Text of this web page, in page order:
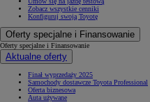
Zobacz wszystkie cenniki
Konfiguruj swoją Toyotę
Oferty specjalne i Finansowanie
Oferty specjalne i Finansowanie
Aktualne oferty
Finał wyprzedaży 2025
Samochody dostawcze Toyota Professional
Oferta biznesowa
Auta używane